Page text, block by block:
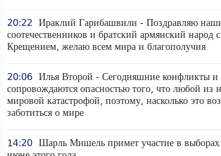
20:22
Ираклий Гарибашвили - Поздравляю
соотечественников и братский армянский народ
Крещением, желаю всем мира и благополучия
20:06 Илья Второй - Сегодняшние конфликты
сопровождаются опасностью того, что любой из
мировой катастрофой, поэтому, насколько это
заботиться о мире
14:20 Шарль Мишель примет участие в выборах